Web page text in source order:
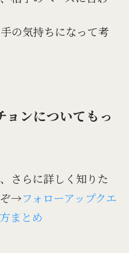
の気持ちになって考
ョンについてもっ
さらに詳しく知りた
ぞ→フォローアップクエ
まとめ